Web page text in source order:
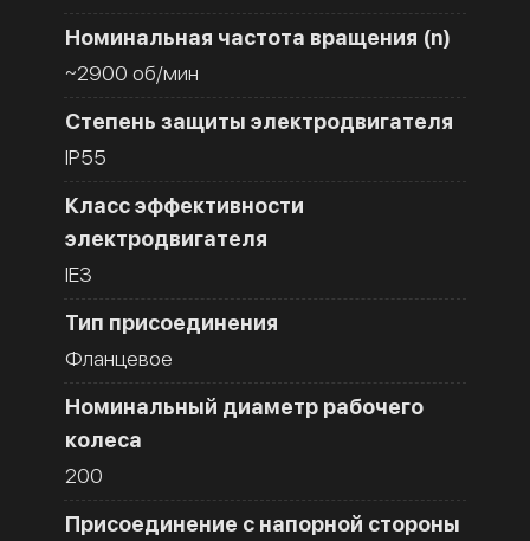
Номинальная частота вращения (n)
~2900 об/мин
Степень защиты электродвигателя
IP55
Класс эффективности
электродвигателя
IE3
Тип присоединения
Фланцевое
Номинальный диаметр рабочего
колеса
200
Присоединение с напорной стороны